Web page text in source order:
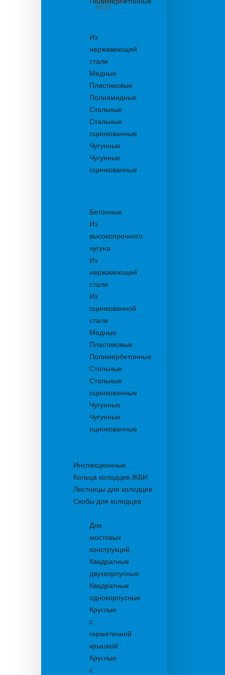
из бетона
М600
Из
нержавеющей
стали
Медные
Пластиковые
Полиамидные
Стальные
Стальные
оцинкованные
Чугунные
Чугунные
оцинкованные
Бетонные
Из
высокопрочного
чугуна
Из
нержавеющей
стали
Из
оцинкованной
стали
Медные
Пластиковые
Полимербетонные
Стальные
Стальные
оцинкованные
Чугунные
Чугунные
оцинкованные
Инспекционные
Кольца колодцев ЖБИ
Лестницы для колодцев
Скобы для колодцев
Для
мостовых
конструкций
Квадратные
двухкорпусные
Квадратные
однокорпусные
Круглые
с
герметичной
крышкой
Круглые
с